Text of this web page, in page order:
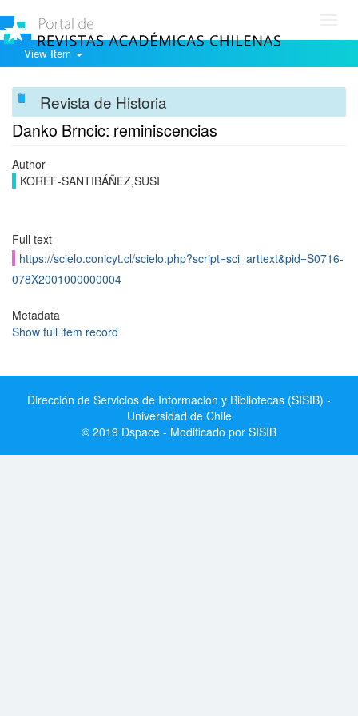
View Item
Revista de Historia
Danko Brncic: reminiscencias
Author
KOREF-SANTIBÁÑEZ,SUSI
Full text
https://scielo.conicyt.cl/scielo.php?script=sci_arttext&pid=S0716-
078X2001000000004
Metadata
Show full item record
Dirección de Servicios de Información y Bibliotecas (SISIB) -
Universidad de Chile
© 2019 Dspace - Modificado por SISIB